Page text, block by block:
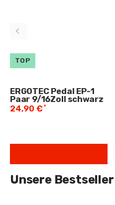
TOP
ERGOTEC Pedal EP-1
Paar 9/16Zoll schwarz
24,90 €*
Unsere Bestseller